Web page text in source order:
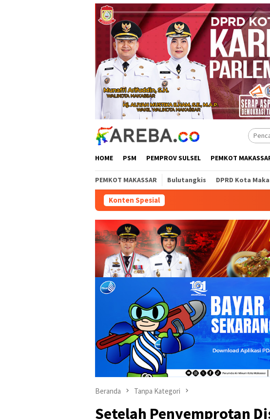
HOME PSM PEMPROV SULSEL PEMKOT
PEMKOT MAKASSAR Bulutangkis DPRD Kota
Konten Spesial
Beranda Tanpa Kategori
Setelah Penyemprotan